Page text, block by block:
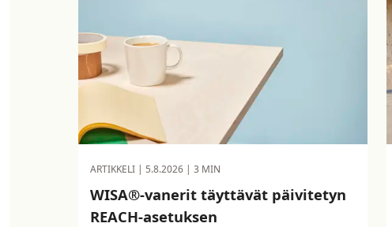
ARTIKKELI | 5.8.2026 | 3 MIN
WISA®-vanerit täyttävät päivitetyn
REACH-asetuksen